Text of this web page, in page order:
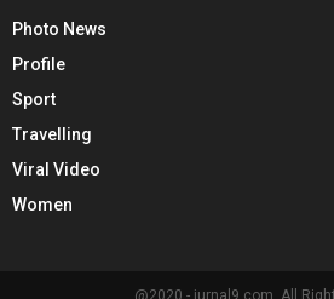
Photo News
Profile
Sport
Travelling
Viral Video
Women
@2020 - jurnal9.com. All